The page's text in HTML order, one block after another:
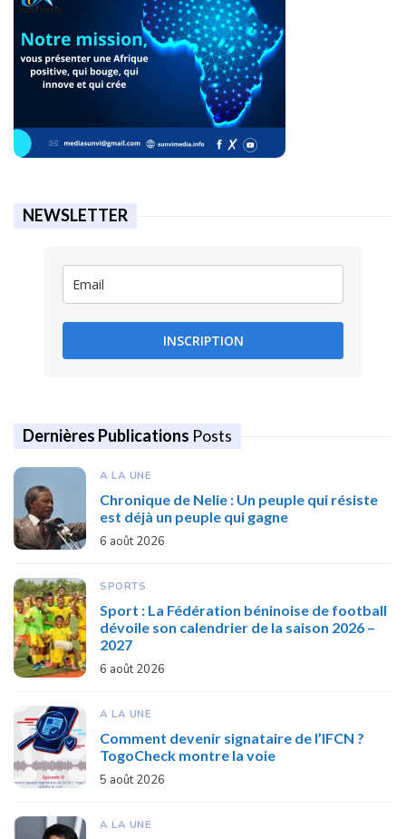
NEWSLETTER
INSCRIPTION
Dernières Publications Posts
A LA UNE
Chronique de Nelie : Un peuple qui résiste
est déjà un peuple qui gagne
6 août 2026
SPORTS
Sport : La Fédération béninoise de football
dévoile son calendrier de la saison 2026 –
2027
6 août 2026
A LA UNE
Comment devenir signataire de l’IFCN ?
TogoCheck montre la voie
5 août 2026
A LA UNE